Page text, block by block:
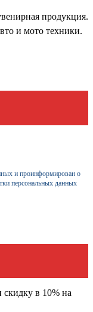
продукция.
и мото техники.
и проинформирован о
персональных данных
скидку в 10% на